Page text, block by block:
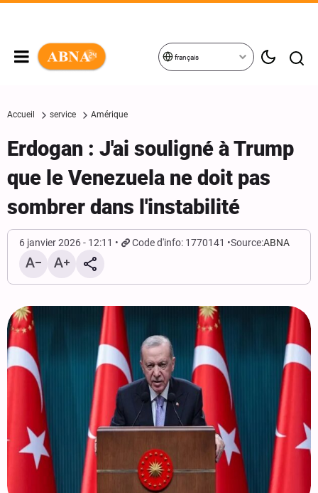
français
Accueil service Amérique
Erdogan : J'ai souligné à Trump
que le Venezuela ne doit pas
sombrer dans l'instabilité
6 janvier 2026 - 12:11 Code d'info: 1770141 Source:ABNA